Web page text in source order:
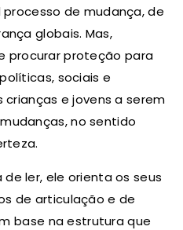
de mudança, de
globais. Mas,
procurar proteção para
sociais e
crianças e jovens a serem
no sentido
ler, ele orienta os seus
de articulação e de
base na estrutura que